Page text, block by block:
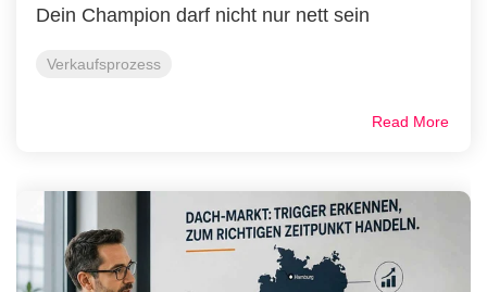
Dein Champion darf nicht nur nett sein
Verkaufsprozess
Read More